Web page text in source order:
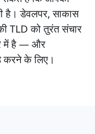
है। डेवलपर, साकास
TLD को तुरंत संचार
में है — और
के लिए।